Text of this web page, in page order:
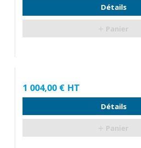
Détails
Panier
1 004,00 € HT
Détails
Panier